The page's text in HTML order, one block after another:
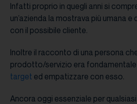
Infatti proprio in quegli anni si
un’azienda la mostrava più umana
con il possibile cliente.
Inoltre il racconto di una persona
prodotto/servizio era fondamentale
target ed empatizzare con esso.
Ancora oggi essenziale per